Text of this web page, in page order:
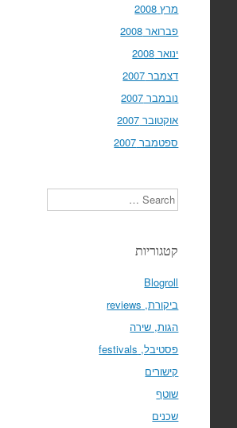
מרץ 2008
פברואר 2008
ינואר 2008
דצמבר 2007
נובמבר 2007
אוקטובר 2007
ספטמבר 2007
Search
קטגוריות
Blogroll
ביקורת, reviews
הגות, שירה
פסטיבל, festivals
קישורים
שוטף
שכנים